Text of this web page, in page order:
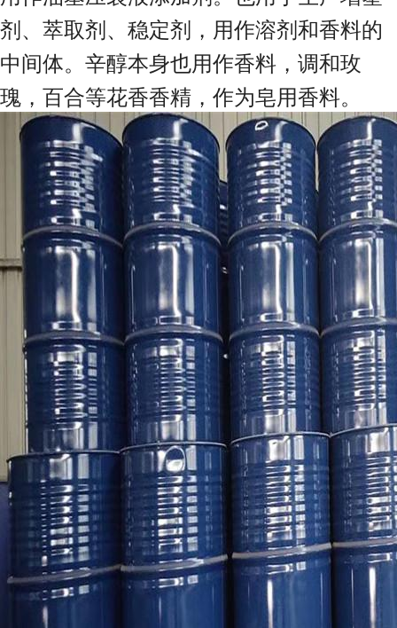
剂、萃取剂、稳定剂，用作溶剂和香料的
中间体。辛醇本身也用作香料，调和玫
瑰，百合等花香香精，作为皂用香料。